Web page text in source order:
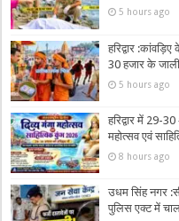
5 hours ago
हरिद्वार
30 हजार के
5 hours ago
हरिद्वार में 29-30
महोत्सव एवं
8 hours ago
उधम सिंह नगर
पुलिस एक्ट में